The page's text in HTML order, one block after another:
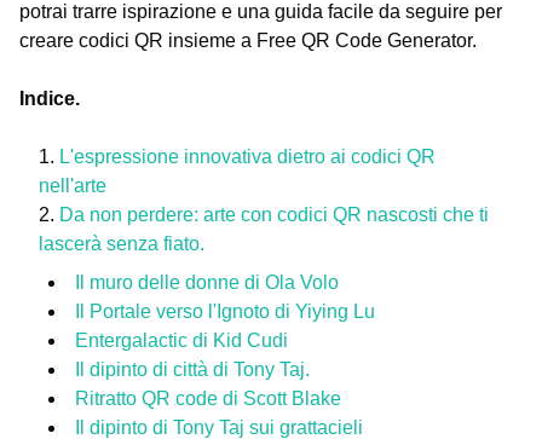
potrai trarre ispirazione e una guida facile da seguire per
creare codici QR insieme a Free QR Code Generator.
Indice.
L'espressione innovativa dietro ai codici QR
nell'arte
Da non perdere: arte con codici QR nascosti che ti
lascerà senza fiato.
Il muro delle donne di Ola Volo
Il Portale verso l'Ignoto di Yiying Lu
Entergalactic di Kid Cudi
Il dipinto di città di Tony Taj.
Ritratto QR code di Scott Blake
Il dipinto di Tony Taj sui grattacieli